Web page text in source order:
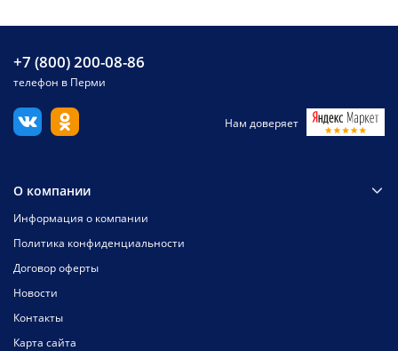
+7 (800) 200-08-86
телефон в Перми
Нам доверяет
О компании
Информация о компании
Политика конфиденциальности
Договор оферты
Новости
Контакты
Карта сайта